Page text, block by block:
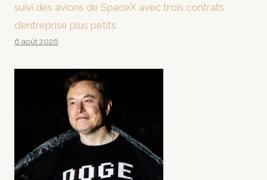
suivi des avions de SpaceX avec trois contrats
d’entreprise plus petits
6 août 2026